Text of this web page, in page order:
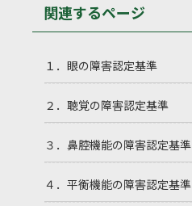
関連するページ
１．眼の障害認定基準
２．聴覚の障害認定基準
３．鼻腔機能の障害認定基準
４．平衡機能の障害認定基準